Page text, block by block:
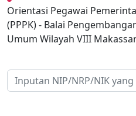
Orientasi Pegawai
(PPPK) - Balai
Umum Wilayah VIII